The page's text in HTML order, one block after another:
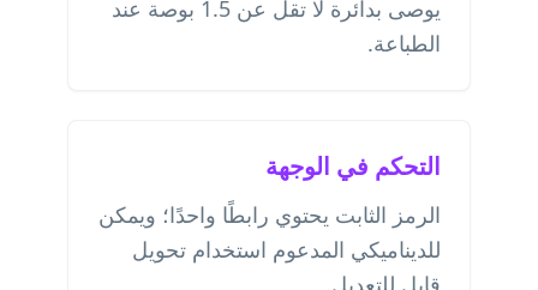
يوصى بدائرة لا تقل عن 1.5 بوصة عند
الطباعة.
التحكم في الوجهة
الرمز الثابت يحتوي رابطًا واحدًا؛ ويمكن
للديناميكي المدعوم استخدام تحويل
قابل للتعديل.